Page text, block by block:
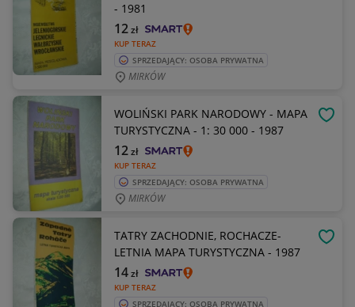
- 1981
KUP TERAZ
12zł
SPRZEDAJĄCY: OSOBA PRYWATNA
MIRKÓW
WOLIŃSKI PARK NARODOWY - MAPA
TURYSTYCZNA - 1: 30 000 - 1987
KUP TERAZ
12zł
SPRZEDAJĄCY: OSOBA PRYWATNA
MIRKÓW
TATRY ZACHODNIE, ROCHACZE-
LETNIA MAPA TURYSTYCZNA - 1987
KUP TERAZ
14zł
SPRZEDAJĄCY: OSOBA PRYWATNA